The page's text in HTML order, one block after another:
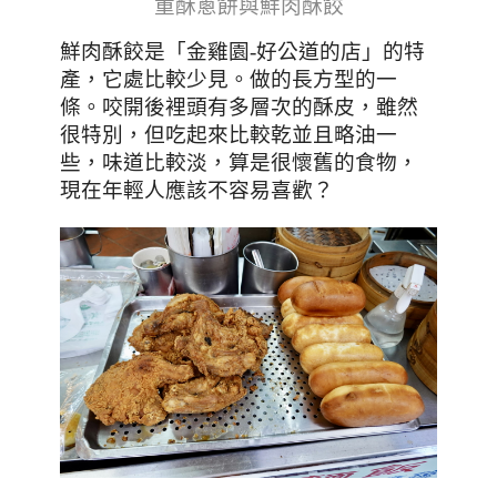
重酥蔥餅與鮮肉酥餃
鮮肉酥餃是「金雞園-好公道的店」的特
產， 它處比較少見。做的長方型的一
條。 咬開後裡頭有多層次的酥皮，雖然
很特別，但吃起來比較乾並且略油一
些，味道比較淡，算是很懷舊的食物，
現在年輕人應該不容易喜歡？